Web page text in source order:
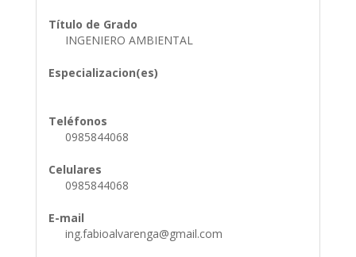
Título de Grado
INGENIERO AMBIENTAL
Especializacion(es)
Teléfonos
0985844068
Celulares
0985844068
E-mail
ing.fabioalvarenga@gmail.com